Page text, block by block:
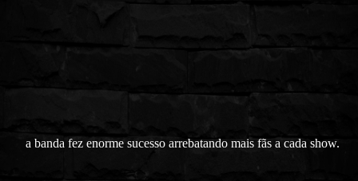
a banda fez enorme sucesso arrebatando mais fãs a cada show.